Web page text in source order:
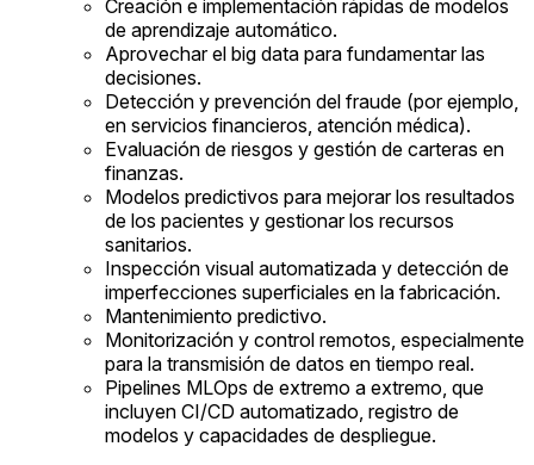
Creación e implementación rápidas de modelos
de aprendizaje automático.
Aprovechar el big data para fundamentar las
decisiones.
Detección y prevención del fraude (por ejemplo,
en servicios financieros, atención médica).
Evaluación de riesgos y gestión de carteras en
finanzas.
Modelos predictivos para mejorar los resultados
de los pacientes y gestionar los recursos
sanitarios.
Inspección visual automatizada y detección de
imperfecciones superficiales en la fabricación.
Mantenimiento predictivo.
Monitorización y control remotos, especialmente
para la transmisión de datos en tiempo real.
Pipelines MLOps de extremo a extremo, que
incluyen CI/CD automatizado, registro de
modelos y capacidades de despliegue.